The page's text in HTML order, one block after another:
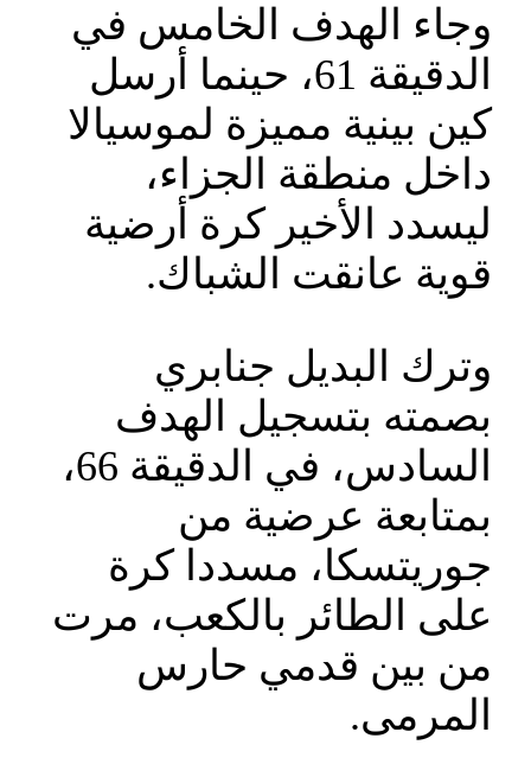
وجاء الهدف الخامس في
الدقيقة 61، حينما أرسل
كين بينية مميزة لموسيالا
داخل منطقة الجزاء،
ليسدد الأخير كرة أرضية
قوية عانقت الشباك.
وترك البديل جنابري
بصمته بتسجيل الهدف
السادس، في الدقيقة 66،
بمتابعة عرضية من
جوريتسكا، مسددا كرة
على الطائر بالكعب، مرت
من بين قدمي حارس
المرمى.